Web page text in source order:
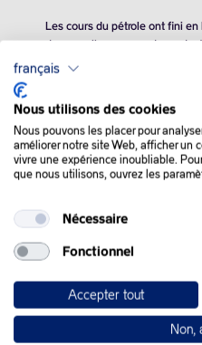
Les cours du pétrole ont fini
de nouvelles coupes de
l’alliance Opep+, accueillie
pétrole (OPEP) et de l’alliance
à des réductions
l’équilibre du marché du
reconduit, jusqu’à fin mars, sa
jour, en vigueur depuis juillet.
300.000 (depuis septembre) à
En y ajoutant six autres pays,
atteignent900.000 barils
En hausse jusque-là, les cours
français
Nous utilisons des cookies
Nous pouvons les placer pour
améliorer notre site Web, afficher un
vivre une expérience inoubliable.
que nous utilisons, ouvrez les
Nécessaire
Fonctionnel
Accepter tout
Non,